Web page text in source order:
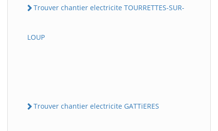
Trouver chantier electricite TOURRETTES-SUR-
LOUP
Trouver chantier electricite GATTiERES